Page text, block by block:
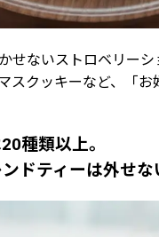
せないストロベリー
スクッキーなど、「
種類以上。
ドティーは外せな